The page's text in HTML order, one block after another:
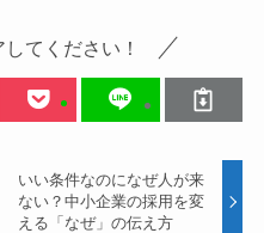
てください！
いい条件なのになぜ人が来
ない？中小企業の採用を変
える「なぜ」の伝え方